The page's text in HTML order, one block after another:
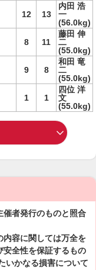
12 13
内田 浩
一
(56.0kg)
8 11
藤田 伸
二
(55.0kg)
9 8
和田 竜
二
(55.0kg)
1 1
四位 洋
文
(55.0kg)
催者発行のものと照合
内容に関しては万全を
安全性を保証するもの
いかなる損害について